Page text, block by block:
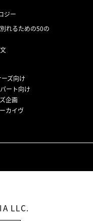
ジー
れるための50の
ズ向け
ート向け
企画
カイヴ
LLC.